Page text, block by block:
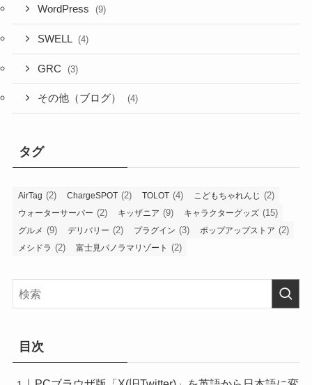
WordPress (9)
SWELL (4)
GRC (3)
その他（ブログ） (4)
タグ
AirTag (2) ChargeSPOT (2) TOLOT (4) こどもちゃれんじ (2)
ウォーターサーバー (2) キッザニア (9) キャラクターグッズ (15)
グルメ (9) デリバリー (2) プラグイン (3) ポップアップストア (2)
メシドラ (2) 富士見パノラマリゾート (2)
目次